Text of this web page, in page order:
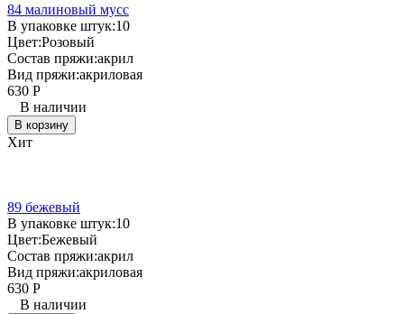
84 малиновый мусс
В упаковке штук:10
Цвет:Розовый
Состав пряжи:акрил
Вид пряжи:акриловая
630 Р
В наличии
В корзину
Хит
89 бежевый
В упаковке штук:10
Цвет:Бежевый
Состав пряжи:акрил
Вид пряжи:акриловая
630 Р
В наличии